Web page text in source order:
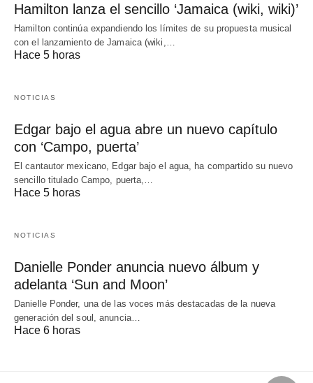
Hamilton lanza el sencillo ‘Jamaica (wiki, wiki)’
Hamilton continúa expandiendo los límites de su propuesta musical
con el lanzamiento de Jamaica (wiki,…
Hace 5 horas
NOTICIAS
Edgar bajo el agua abre un nuevo capítulo
con ‘Campo, puerta’
El cantautor mexicano, Edgar bajo el agua, ha compartido su nuevo
sencillo titulado Campo, puerta,…
Hace 5 horas
NOTICIAS
Danielle Ponder anuncia nuevo álbum y
adelanta ‘Sun and Moon’
Danielle Ponder, una de las voces más destacadas de la nueva
generación del soul, anuncia…
Hace 6 horas